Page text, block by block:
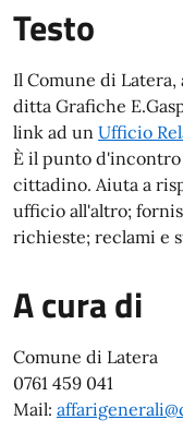
Testo
Il Comune di
ditta Grafiche
link ad un Ufficio
È il punto
cittadino. Aiuta a
ufficio all'altro;
richieste; reclami e
A cura di
Comune di Latera
0761 459 041
Mail: